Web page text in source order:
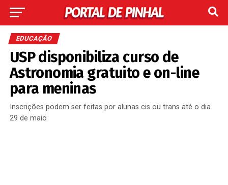
EDUCAÇÃO
USP disponibiliza curso de
Astronomia gratuito e on-line
para meninas
Inscrições podem ser feitas por alunas cis ou trans até o dia
29 de maio